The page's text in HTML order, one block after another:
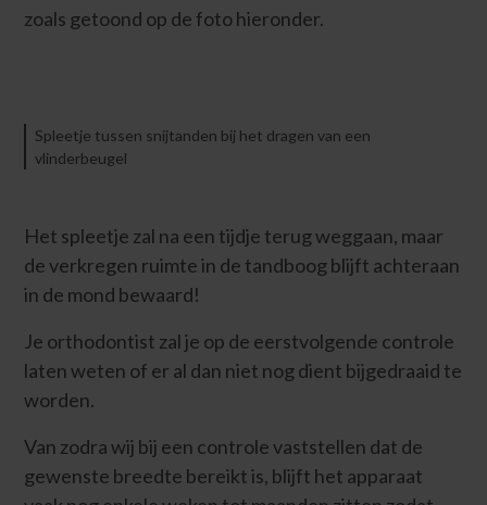
zoals getoond op de foto hieronder.
Spleetje tussen snijtanden bij het dragen van een
vlinderbeugel
Het spleetje zal na een tijdje terug weggaan, maar
de verkregen ruimte in de tandboog blijft achteraan
in de mond bewaard!
Je orthodontist zal je op de eerstvolgende controle
laten weten of er al dan niet nog dient bijgedraaid te
worden.
Van zodra wij bij een controle vaststellen dat de
gewenste breedte bereikt is, blijft het apparaat